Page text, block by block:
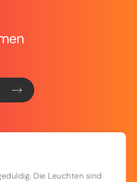
Die Leuchten sind